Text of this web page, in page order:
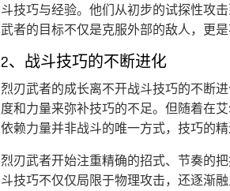
斗技巧与经验。他们从初步的试探性攻
武者的目标不仅是克服外部的敌人，更
2、战斗技巧的不断进化
烈刃武者的成长离不开战斗技巧的不断
度和力量来弥补技巧的不足。但随着在
依赖力量并非战斗的唯一方式，技巧的
烈刃武者开始注重精确的招式、节奏的
斗技巧不仅仅局限于物理攻击，还逐渐